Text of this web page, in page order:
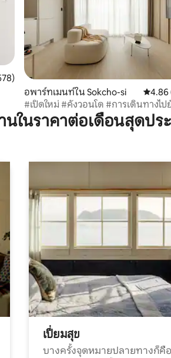
ย 4.93 จาก 5, 678 รีวิว
อพาร์ทเมนท์ใน Sokcho-si คะแนน
4.86
#เปิดใหม่ #คังวอนโด #การเดินทางไป
ทะเลตะวันออก
ในราคาต่อเดือนสุดปร
เปี่ยมสุข
บางครั้งจุดหมายปลายทางก็คือ